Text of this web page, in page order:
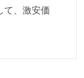
て、激安価